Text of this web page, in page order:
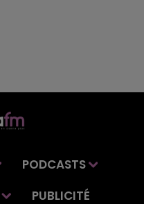
PODCASTS
PUBLICITÉ